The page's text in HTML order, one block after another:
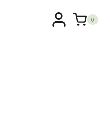
0